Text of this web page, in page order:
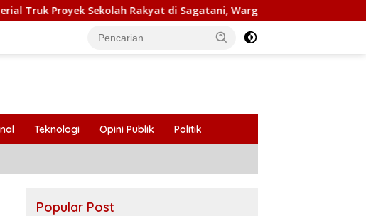
di Sagatani, Warga Keluhkan Pengemudi Ugal-ugalan
Teknologi Opini Publik Politik
Popular Post